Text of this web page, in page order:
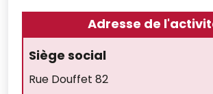
Adresse de
Siège social
Rue Douffet 82